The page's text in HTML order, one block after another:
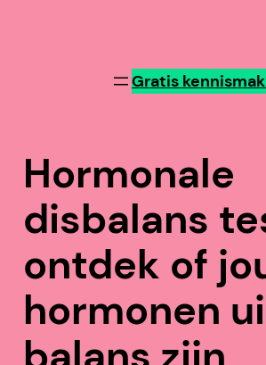
Gratis
Hormonale
disbalans
ontdek of
hormonen